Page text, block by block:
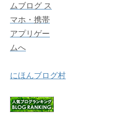
にほんブログ村